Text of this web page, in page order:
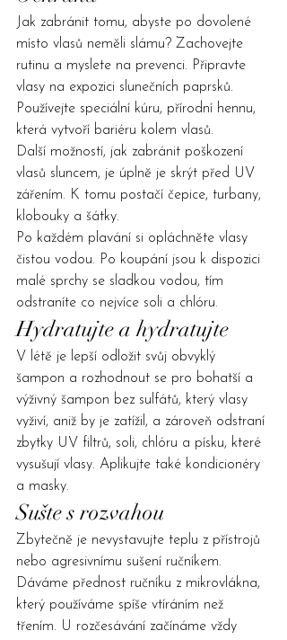
Jak zabránit tomu, abyste po dovolené
místo vlasů neměli slámu? Zachovejte
rutinu a myslete na prevenci. Připravte
vlasy na expozici slunečních paprsků.
Používejte speciální kúru, přírodní hennu,
která vytvoří bariéru kolem vlasů.
Další možností, jak zabránit poškození
vlasů sluncem, je úplně je skrýt před UV
zářením. K tomu postačí čepice, turbany,
klobouky a šátky.
Po každém plavání si opláchněte vlasy
čistou vodou. Po koupání jsou k dispozici
malé sprchy se sladkou vodou, tím
odstraníte co nejvíce soli a chlóru.
Hydratujte a hydratujte
V létě je lepší odložit svůj obvyklý
šampon a rozhodnout se pro bohatší a
výživný šampon bez sulfátů, který vlasy
vyživí, aniž by je zatížil, a zároveň odstraní
zbytky UV filtrů, soli, chlóru a písku, které
vysušují vlasy. Aplikujte také kondicionéry
a masky.
Sušte s rozvahou
Zbytečně je nevystavujte teplu z přístrojů
nebo agresivnímu sušení ručníkem.
Dáváme přednost ručníku z mikrovlákna,
který používáme spíše vtíráním než
třením. U rozčesávání začínáme vždy